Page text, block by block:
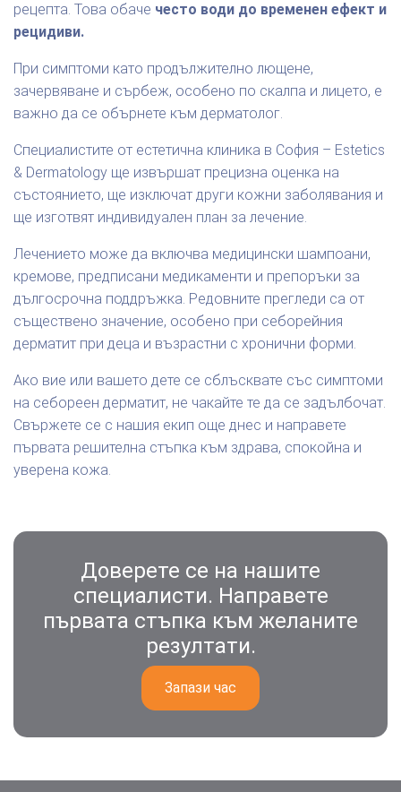
рецепта. Това обаче често води до временен ефект и
рецидиви.
При симптоми като продължително лющене,
зачервяване и сърбеж, особено по скалпа и лицето, е
важно да се обърнете към дерматолог.
Специалистите от естетична клиника в София – Estetics
& Dermatology ще извършат прецизна оценка на
състоянието, ще изключат други кожни заболявания и
ще изготвят индивидуален план за лечение.
Лечението може да включва медицински шампоани,
кремове, предписани медикаменти и препоръки за
дългосрочна поддръжка. Редовните прегледи са от
съществено значение, особено при себорейния
дерматит при деца и възрастни с хронични форми.
Ако вие или вашето дете се сблъсквате със симптоми
на себореен дерматит, не чакайте те да се задълбочат.
Свържете се с нашия екип още днес и направете
първата решителна стъпка към здрава, спокойна и
уверена кожа.
Доверете се на нашите
специалисти. Направете
първата стъпка към желаните
резултати.
Запази час